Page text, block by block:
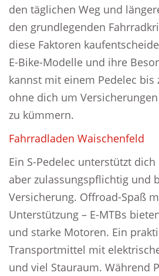
den täglichen Weg und
den grundlegenden
diese Faktoren
E-Bike-Modelle und ihre
kannst mit einem Pedelec bis
ohne dich um
zu kümmern.
Fahrradladen Waischenfeld
Ein S-Pedelec unterstützt
aber zulassungspflichtig und
Versicherung. Offroad-Spaß
Unterstützung – E-MTBs
und starke Motoren. Ein
Transportmittel mit
und viel Stauraum. Während